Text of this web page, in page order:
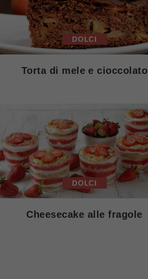
DOLCI
Torta di mele e cioccolato
DOLCI
Cheesecake alle fragole